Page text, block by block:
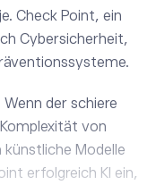
Check Point, ein
Cybersicherheit,
Wenn der schiere
von
Modelle
erfolgreich KI ein,